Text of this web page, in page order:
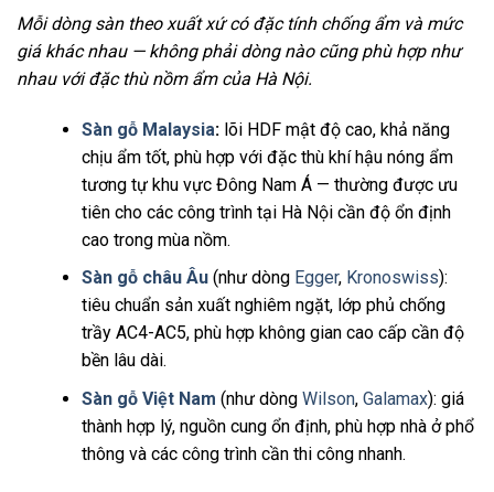
Mỗi dòng sàn theo xuất xứ có đặc tính chống ẩm và mức
giá khác nhau — không phải dòng nào cũng phù hợp như
nhau với đặc thù nồm ẩm của Hà Nội.
Sàn gỗ Malaysia:lõi HDF mật độ cao, khả năng
chịu ẩm tốt, phù hợp với đặc thù khí hậu nóng ẩm
tương tự khu vực Đông Nam Á — thường được ưu
tiên cho các công trình tại Hà Nội cần độ ổn định
cao trong mùa nồm.
Sàn gỗ châu Âu(như dòng Egger, Kronoswiss):
tiêu chuẩn sản xuất nghiêm ngặt, lớp phủ chống
trầy AC4-AC5, phù hợp không gian cao cấp cần độ
bền lâu dài.
Sàn gỗ Việt Nam (như dòng Wilson, Galamax): giá
thành hợp lý, nguồn cung ổn định, phù hợp nhà ở phổ
thông và các công trình cần thi công nhanh.